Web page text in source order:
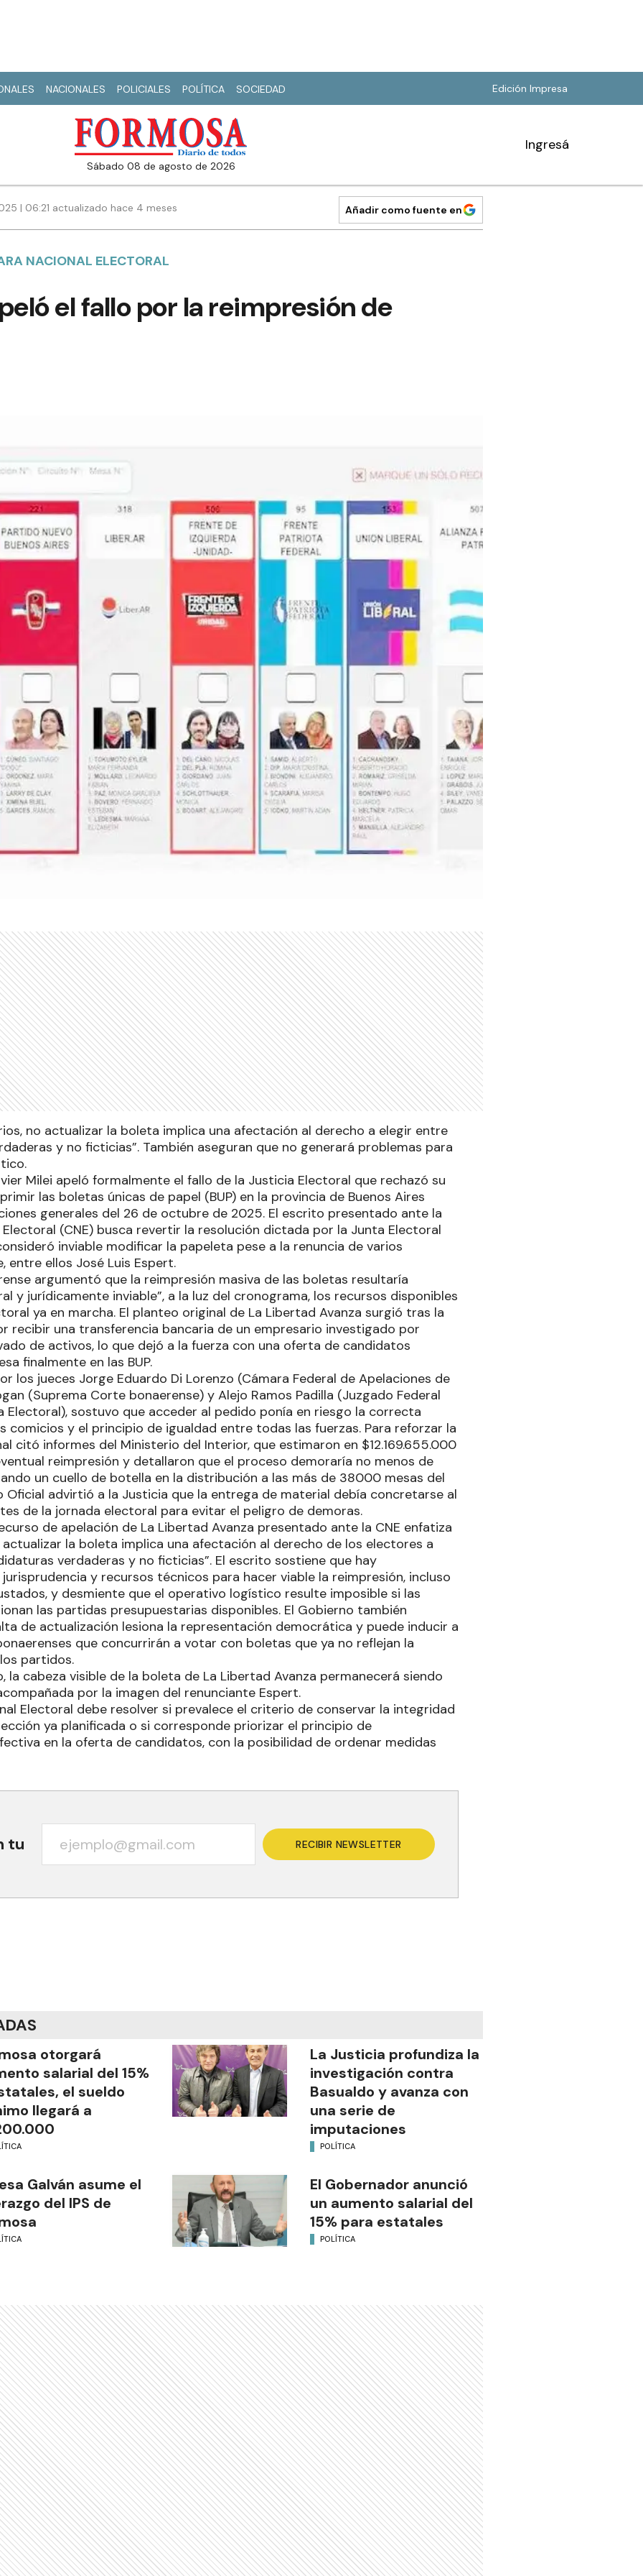
NACIONALES POLICIALES POLÍTICA SOCIEDAD Edición Impresa
sábado 08 de agosto de 2026
Ingresá
| 06:21 actualizado hace 4 meses Añadir como fuente en
NACIONAL ELECTORAL
el fallo por la reimpresión de
no actualizar la boleta implica una afectación al derecho a elegir entre
y no ficticias”. También aseguran que no generará problemas para
Milei apeló formalmente el fallo de la Justicia Electoral que rechazó su
las boletas únicas de papel (BUP) en la provincia de Buenos Aires
generales del 26 de octubre de 2025. El escrito presentado ante la
(CNE) busca revertir la resolución dictada por la Junta Electoral
inviable modificar la papeleta pese a la renuncia de varios
entre ellos José Luis Espert.
argumentó que la reimpresión masiva de las boletas resultaría
y jurídicamente inviable”, a la luz del cronograma, los recursos disponibles
ya en marcha. El planteo original de La Libertad Avanza surgió tras la
recibir una transferencia bancaria de un empresario investigado por
de activos, lo que dejó a la fuerza con una oferta de candidatos
finalmente en las BUP.
los jueces Jorge Eduardo Di Lorenzo (Cámara Federal de Apelaciones de
(Suprema Corte bonaerense) y Alejo Ramos Padilla (Juzgado Federal
Electoral), sostuvo que acceder al pedido ponía en riesgo la correcta
comicios y el principio de igualdad entre todas las fuerzas. Para reforzar la
citó informes del Ministerio del Interior, que estimaron en $12.169.655.000
reimpresión y detallaron que el proceso demoraría no menos de
un cuello de botella en la distribución a las más de 38000 mesas del
Oficial advirtió a la Justicia que la entrega de material debía concretarse al
de la jornada electoral para evitar el peligro de demoras.
de apelación de La Libertad Avanza presentado ante la CNE enfatiza
la boleta implica una afectación al derecho de los electores a
verdaderas y no ficticias”. El escrito sostiene que hay
y recursos técnicos para hacer viable la reimpresión, incluso
y desmiente que el operativo logístico resulte imposible si las
las partidas presupuestarias disponibles. El Gobierno también
de actualización lesiona la representación democrática y puede inducir a
que concurrirán a votar con boletas que ya no reflejan la
partidos.
la cabeza visible de la boleta de La Libertad Avanza permanecerá siendo
por la imagen del renunciante Espert.
Electoral debe resolver si prevalece el criterio de conservar la integridad
ya planificada o si corresponde priorizar el principio de
en la oferta de candidatos, con la posibilidad de ordenar medidas
tu RECIBIR NEWSLETTER
otorgará
salarial del 15%
el sueldo
llegará a
La Justicia profundiza la
investigación contra
Basualdo y avanza con
una serie de
imputaciones
POLÍTICA
Galván asume el
del IPS de
El Gobernador anunció
un aumento salarial del
15% para estatales
POLÍTICA